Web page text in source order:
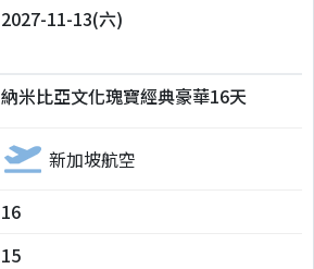
2027-11-13(六)
納米比亞文化瑰寶經典豪華16天
新加坡航空
16
15